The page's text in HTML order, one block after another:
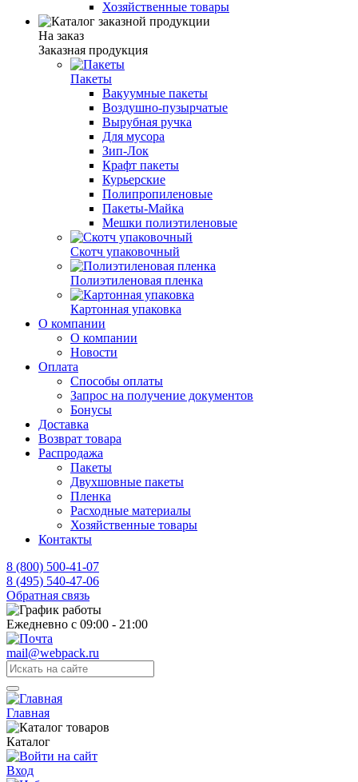
Хозяйственные товары
На заказ
Заказная продукция
Пакеты
Вакуумные пакеты
Воздушно-пузырчатые
Вырубная ручка
Для мусора
Зип-Лок
Крафт пакеты
Курьерские
Полипропиленовые
Пакеты-Майка
Мешки полиэтиленовые
Скотч упаковочный
Полиэтиленовая пленка
Картонная упаковка
О компании
О компании
Новости
Оплата
Способы оплаты
Запрос на получение документов
Бонусы
Доставка
Возврат товара
Распродажа
Пакеты
Двухшовные пакеты
Пленка
Расходные материалы
Хозяйственные товары
Контакты
8 (800) 500-41-07
8 (495) 540-47-06
Обратная связь
Ежедневно с 09:00 - 21:00
mail@webpack.ru
Главная
Каталог
Вход